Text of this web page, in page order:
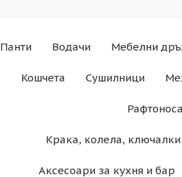
Панти Водачи Мебелни
Кошчета Сушилници
Крака, колела,
Аксесоари за кухня и бар